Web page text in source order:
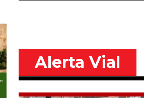
Alerta Vial